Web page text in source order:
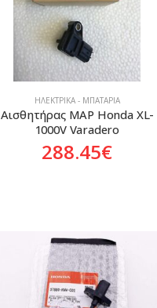
ΗΛΕΚΤΡΙΚΆ - ΜΠΑΤΑΡΊΑ
Αισθητήρας MAP Honda XL-
1000V Varadero
288.45€